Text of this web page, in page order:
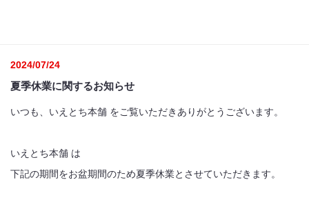
2024/07/24
夏季休業に関するお知らせ
いつも、いえとち本舗 をご覧いただきありがとうございます。
いえとち本舗 は
下記の期間をお盆期間のため夏季休業とさせていただきます。